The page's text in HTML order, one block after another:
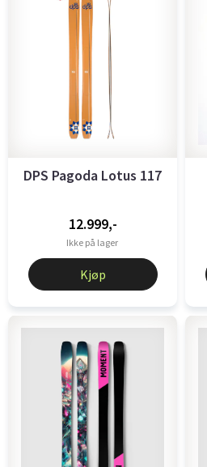
DPS Pagoda Lotus 117
12.999,-
Ikke på lager
Kjøp